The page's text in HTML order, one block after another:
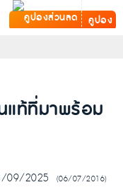
คูปอง
แท้ที่มาพร้อม
09/2025 (06/07/2016)